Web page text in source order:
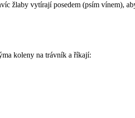
žlaby vytírají posedem (psím vínem),
koleny na trávník a říkají: